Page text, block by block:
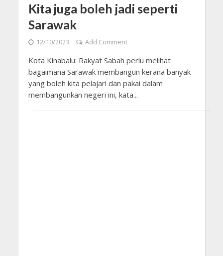
Kita juga boleh jadi seperti
Sarawak
12/10/2023 Add Comment
Kota Kinabalu: Rakyat Sabah perlu melihat
bagaimana Sarawak membangun kerana banyak
yang boleh kita pelajari dan pakai dalam
membangunkan negeri ini, kata...